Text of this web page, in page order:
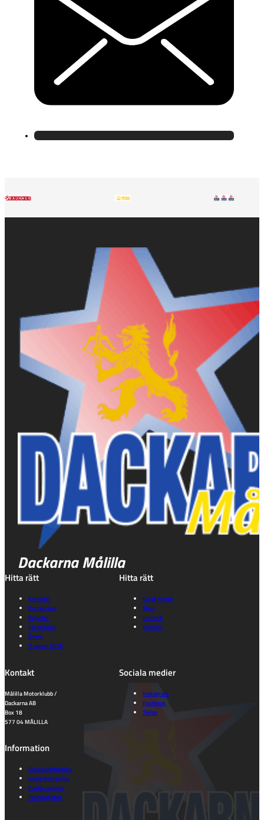
Dackarna Målilla
Hitta rätt
Kalender
Entrépriser
Biljetter
Föreningen
Event
Truppen 2026
Hitta rätt
Gå på match
Shop
Historik
Kontakt
Kontakt
Målilla Motorklubb /
Dackarna AB
Box 18
577 04 MÅLILLA
Sociala medier
Instagram
Facebook
TikTok
Information
Dataskyddspolicy
Integritetspolicy
Cookie consent
Tillgänglighet